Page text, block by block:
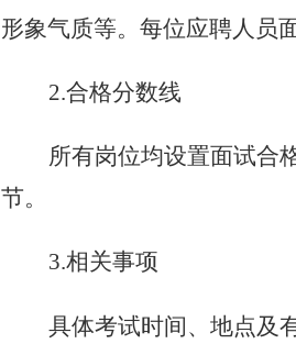
形象气质等。每位应聘人员
2.合格分数线
所有岗位均设置面试合
节。
3.相关事项
具体考试时间、地点及